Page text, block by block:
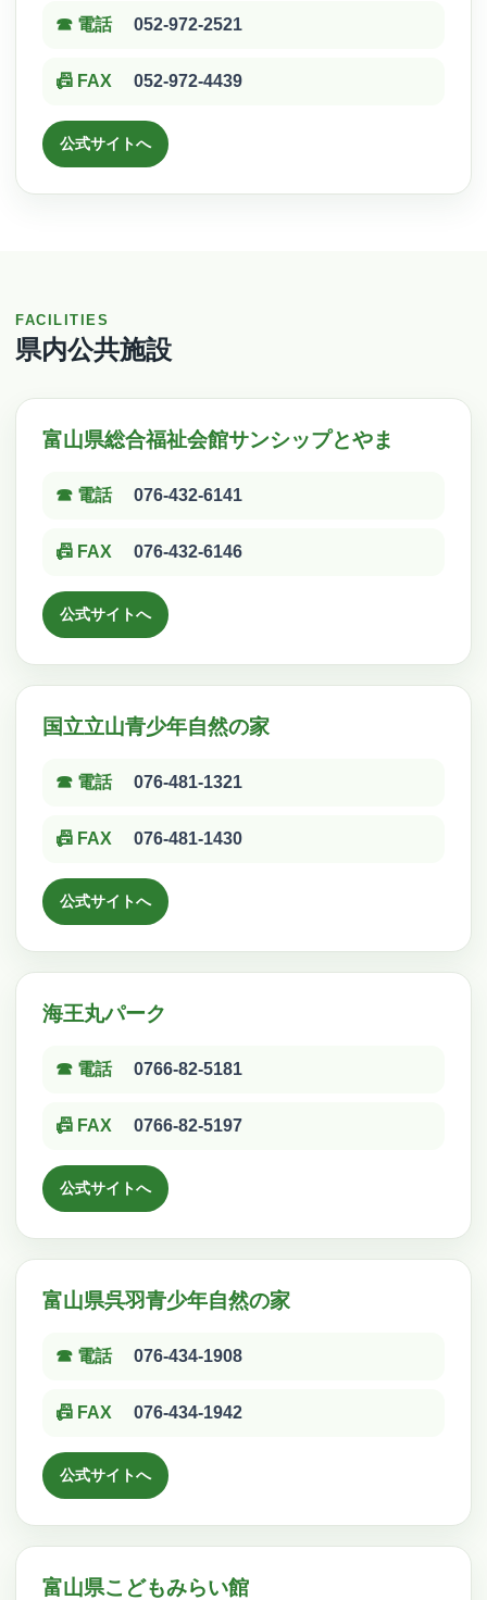
☎ 電話 052-972-2521
📠 FAX 052-972-4439
公式サイトへ
FACILITIES
県内公共施設
富山県総合福祉会館サンシップとやま
☎ 電話 076-432-6141
📠 FAX 076-432-6146
公式サイトへ
国立立山青少年自然の家
☎ 電話 076-481-1321
📠 FAX 076-481-1430
公式サイトへ
海王丸パーク
☎ 電話 0766-82-5181
📠 FAX 0766-82-5197
公式サイトへ
富山県呉羽青少年自然の家
☎ 電話 076-434-1908
📠 FAX 076-434-1942
公式サイトへ
富山県こどもみらい館